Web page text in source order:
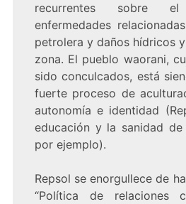
recurrentes sobre
enfermedades
petrolera y daños hídricos
zona. El pueblo waorani,
sido conculcados, está
fuerte proceso de
autonomía e identidad
educación y la sanidad de
por ejemplo).
Repsol se enorgullece de
“Política de relaciones